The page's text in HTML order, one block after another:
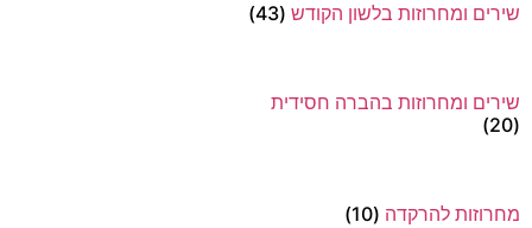
שירים ומחרוזות בלשון הקודש (43)
שירים ומחרוזות בהברה חסידית
(20)
מחרוזות להרקדה (10)